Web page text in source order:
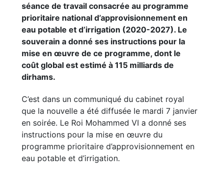
séance de travail consacrée au programme
prioritaire national d’approvisionnement en
eau potable et d’irrigation (2020-2027). Le
souverain a donné ses instructions pour la
mise en œuvre de ce programme, dont le
coût global est estimé à 115 milliards de
dirhams.
C’est dans un communiqué du cabinet royal
que la nouvelle a été diffusée le mardi 7 janvier
en soirée. Le Roi Mohammed VI a donné ses
instructions pour la mise en œuvre du
programme prioritaire d’approvisionnement en
eau potable et d’irrigation.